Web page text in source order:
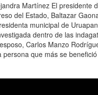
Martínez El presidente
del Estado, Baltazar
municipal de
dentro de las
Carlos Manzo
persona que más se